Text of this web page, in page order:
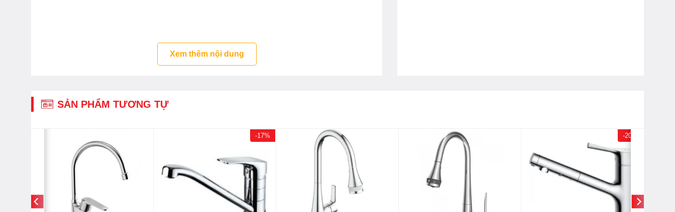
Xem thêm nội dung
SẢN PHẨM TƯƠNG TỰ
-17% -20%